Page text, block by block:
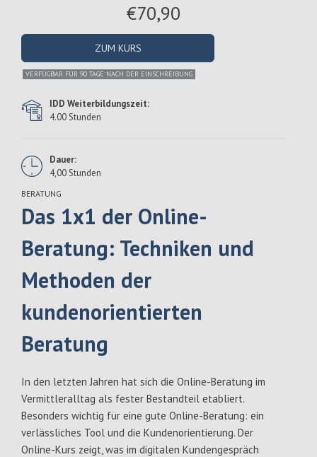
€70,90
ZUM KURS
VERFÜGBAR FÜR 90 TAGE NACH DER EINSCHREIBUNG
IDD Weiterbildungszeit:
4.00 Stunden
Dauer:
4,00 Stunden
BERATUNG
Das 1x1 der Online-
Beratung: Techniken und
Methoden der
kundenorientierten
Beratung
In den letzten Jahren hat sich die Online-Beratung im
Vermittleralltag als fester Bestandteil etabliert.
Besonders wichtig für eine gute Online-Beratung: ein
verlässliches Tool und die Kundenorientierung. Der
Online-Kurs zeigt, was im digitalen Kundengespräch